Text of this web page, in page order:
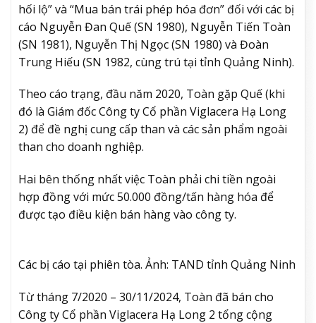
hối lộ” và “Mua bán trái phép hóa đơn” đối với các bị
cáo Nguyễn Đan Quế (SN 1980), Nguyễn Tiến Toàn
(SN 1981), Nguyễn Thị Ngọc (SN 1980) và Đoàn
Trung Hiếu (SN 1982, cùng trú tại tỉnh Quảng Ninh).
Theo cáo trạng, đầu năm 2020, Toàn gặp Quế (khi
đó là Giám đốc Công ty Cổ phần Viglacera Hạ Long
2) để đề nghị cung cấp than và các sản phẩm ngoài
than cho doanh nghiệp.
Hai bên thống nhất việc Toàn phải chi tiền ngoài
hợp đồng với mức 50.000 đồng/tấn hàng hóa để
được tạo điều kiện bán hàng vào công ty.
Các bị cáo tại phiên tòa. Ảnh: TAND tỉnh Quảng Ninh
Từ tháng 7/2020 – 30/11/2024, Toàn đã bán cho
Công ty Cổ phần Viglacera Hạ Long 2 tổng cộng